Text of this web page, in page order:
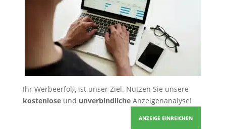
Ihr Werbeerfolg ist unser Ziel. Nutzen Sie unsere
kostenloseund unverbindlicheAnzeigenanalyse!
ANZEIGE EINREICHEN